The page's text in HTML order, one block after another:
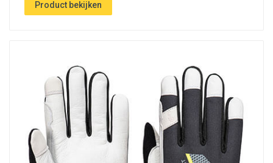
Product bekijken